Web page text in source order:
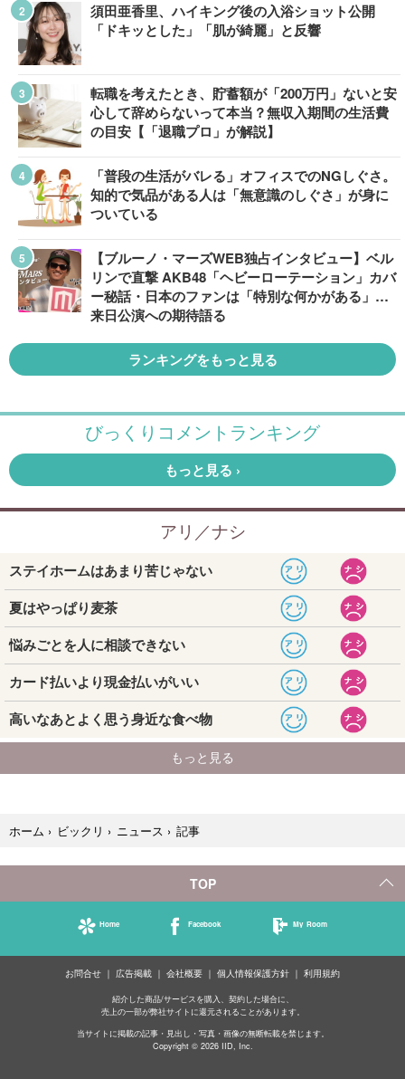
須田亜香里、ハイキング後の入浴ショット公開
「ドキッとした」「肌が綺麗」と反響
転職を考えたとき、貯蓄額が「200万円」ないと安
心して辞めらないって本当？無収入期間の生活費
の目安【「退職プロ」が解説】
「普段の生活がバレる」オフィスでのNGしぐさ。
知的で気品がある人は「無意識のしぐさ」が身に
ついている
【ブルーノ・マーズWEB独占インタビュー】ベル
リンで直撃 AKB48「ヘビーローテーション」カバ
ー秘話・日本のファンは「特別な何かがある」…
来日公演への期待語る
ランキングをもっと見る
ホーム › ビックリ › ニュース › 記事
TOP
Home Facebook My Room
お問合せ 広告掲載 会社概要 個人情報保護方針 利用規約
紹介した商品/サービスを購入、契約した場合に、
売上の一部が弊社サイトに還元されることがあります。
当サイトに掲載の記事・見出し・写真・画像の無断転載を禁じます。
Copyright © 2026 IID, Inc.